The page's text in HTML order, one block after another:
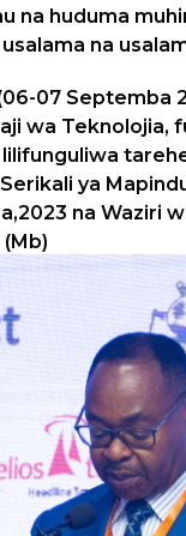
na huduma
na
07 Septemba
wa Teknolojia,
ya
na Waziri